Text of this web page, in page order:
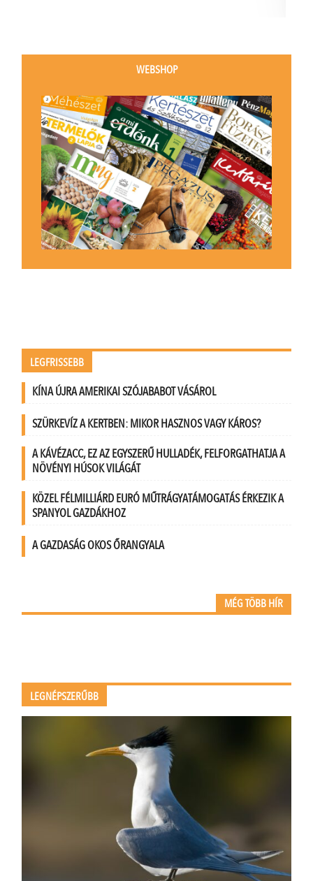
WEBSHOP
LEGFRISSEBB
KÍNA ÚJRA AMERIKAI SZÓJABABOT VÁSÁROL
SZÜRKEVÍZ A KERTBEN: MIKOR HASZNOS VAGY KÁROS?
A KÁVÉZACC, EZ AZ EGYSZERŰ HULLADÉK, FELFORGATHATJA A
NÖVÉNYI HÚSOK VILÁGÁT
KÖZEL FÉLMILLIÁRD EURÓ MŰTRÁGYATÁMOGATÁS ÉRKEZIK A
SPANYOL GAZDÁKHOZ
A GAZDASÁG OKOS ŐRANGYALA
MÉG TÖBB HÍR
LEGNÉPSZERŰBB